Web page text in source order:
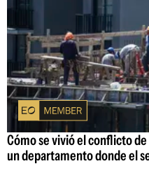
Cómo se vivió el conflicto
un departamento donde el